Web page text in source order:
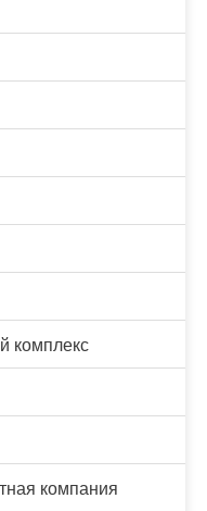
комплекс
компания